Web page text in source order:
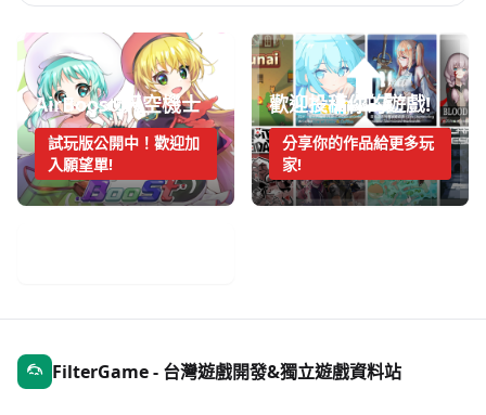
AirBoost:天空機士
試玩版公開中！歡迎加
入願望單!
歡迎投稿你的遊戲!
分享你的作品給更多玩
家!
FilterGame - 台灣遊戲開發&獨立遊戲資料站